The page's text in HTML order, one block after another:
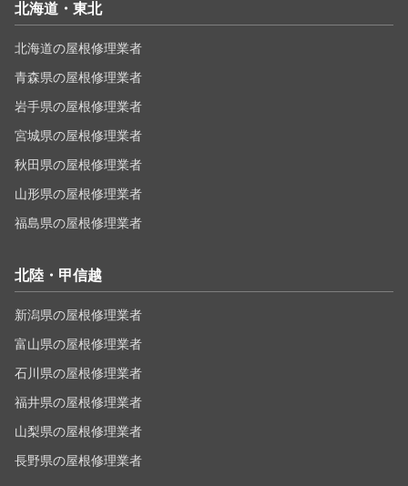
北海道・東北
北海道の屋根修理業者
青森県の屋根修理業者
岩手県の屋根修理業者
宮城県の屋根修理業者
秋田県の屋根修理業者
山形県の屋根修理業者
福島県の屋根修理業者
北陸・甲信越
新潟県の屋根修理業者
富山県の屋根修理業者
石川県の屋根修理業者
福井県の屋根修理業者
山梨県の屋根修理業者
長野県の屋根修理業者